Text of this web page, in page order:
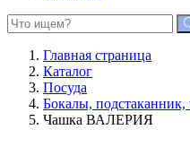
Главная страница
Каталог
Посуда
Бокалы,
Чашка ВАЛЕРИЯ